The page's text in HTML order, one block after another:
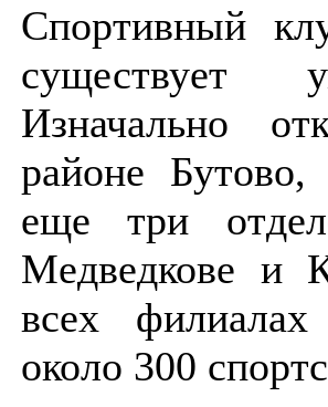
Спортивный
Изначально
районе Бутово,
еще три
Медведкове и
всех филиалах
около 300